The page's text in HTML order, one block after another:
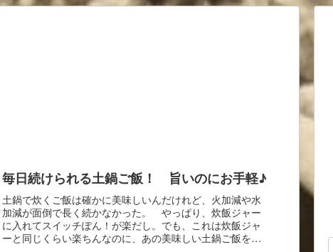
毎日続けられる土鍋ご飯！ 旨いのにお手軽♪
土鍋で炊くご飯は確かに美味しいんだけれど、火加減や水
加減が面倒で長く続かなかった。 やっぱり、炊飯ジャー
に入れてスイッチぽん！が楽だし。でも、これは炊飯ジャ
ーと同じくらい楽ちんなのに、あの美味しい土鍋ご飯を作